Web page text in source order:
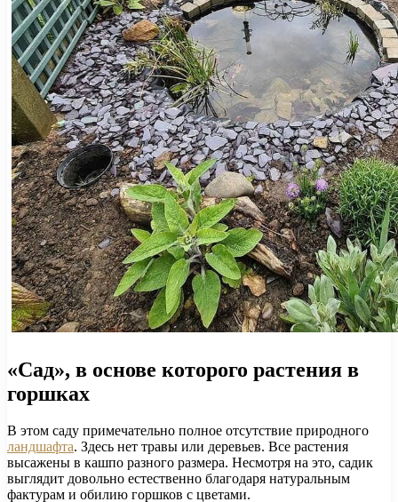
«Сад», в основе которого растения в
горшках
В этом саду примечательно полное отсутствие природного
ландшафта. Здесь нет травы или деревьев. Все растения
высажены в кашпо разного размера. Несмотря на это, садик
выглядит довольно естественно благодаря натуральным
фактурам и обилию горшков с цветами.